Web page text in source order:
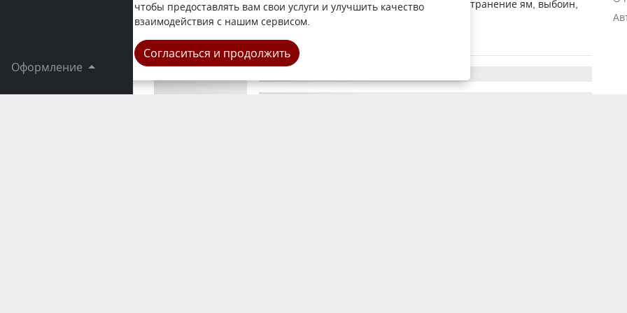
Оформление
жители города могут подавать заявки на устранение ям, выбоин,
передает Noks.kz. Telegram-бот, с помощ...
Город
чтобы предоставлять вам свои услуги и улучшить качество
взаимодействия с нашим сервисом.
Согласиться и продолжить